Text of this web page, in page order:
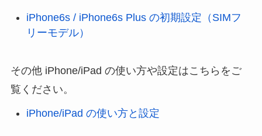
iPhone6s / iPhone6s Plus の初期設定（SIMフ
リーモデル）
その他 iPhone/iPad の使い方や設定はこちらをご
覧ください。
iPhone/iPad の使い方と設定